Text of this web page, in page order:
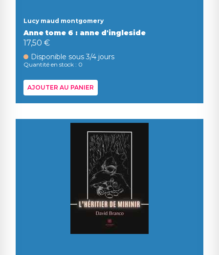
Lucy maud montgomery
Anne tome 6 : anne d'ingleside
17,50 €
Disponible sous 3/4 jours
Quantité en stock : 0
AJOUTER AU PANIER